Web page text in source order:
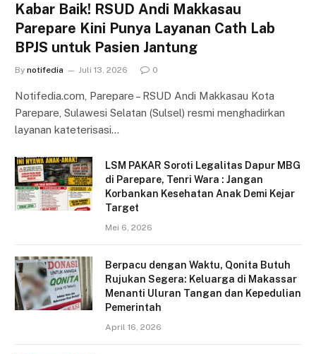
Kabar Baik! RSUD Andi Makkasau
Parepare Kini Punya Layanan Cath Lab
BPJS untuk Pasien Jantung
By notifedia Juli 13, 2026 0
Notifedia.com, Parepare – RSUD Andi Makkasau Kota
Parepare, Sulawesi Selatan (Sulsel) resmi menghadirkan
layanan kateterisasi…
LSM PAKAR Soroti Legalitas Dapur MBG
di Parepare, Tenri Wara : Jangan
Korbankan Kesehatan Anak Demi Kejar
Target
Mei 6, 2026
Berpacu dengan Waktu, Qonita Butuh
Rujukan Segera: Keluarga di Makassar
Menanti Uluran Tangan dan Kepedulian
Pemerintah
April 16, 2026